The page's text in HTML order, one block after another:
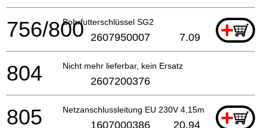
Bohrfutterschlüssel SG2 +
756/800 2607950007 7.09
Nicht mehr lieferbar, kein Ersatz
804 2607200376
Netzanschlussleitung EU 230V 4,15m 2 x 1,0mm H05
+
805 1607000386 20.94